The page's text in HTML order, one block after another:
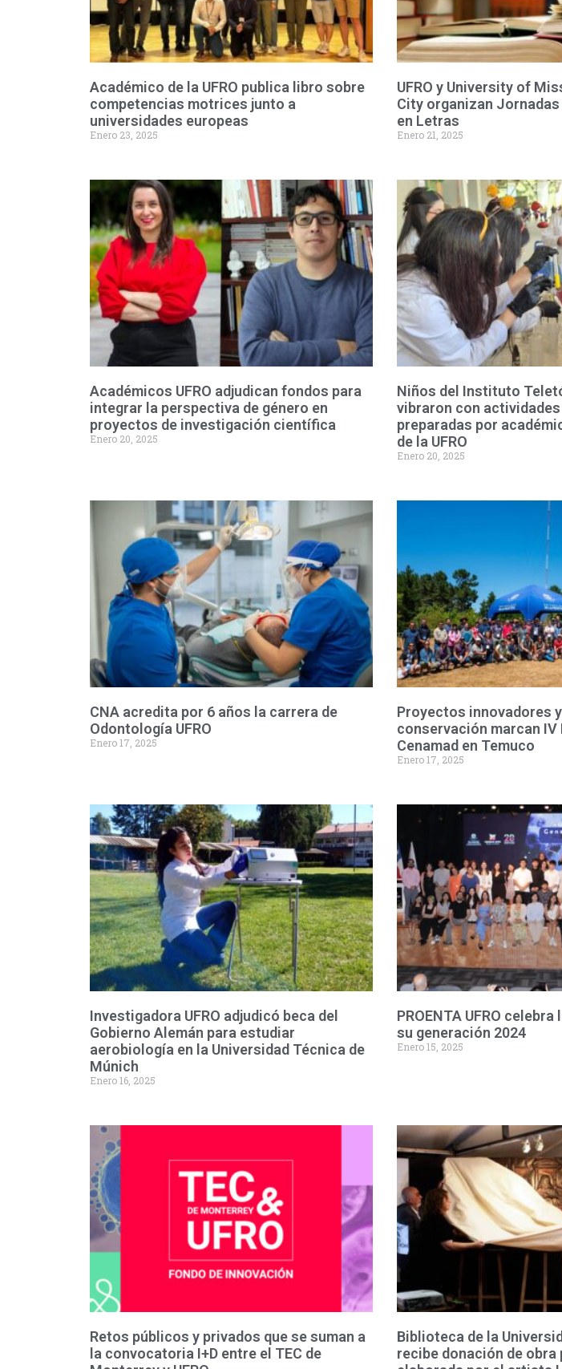
Académico de la UFRO publica libro sobre
competencias motrices junto a
universidades europeas
Enero 23, 2025
UFRO y University of
City organizan
en Letras
Enero 21, 2025
Académicos UFRO adjudican fondos para
integrar la perspectiva de género en
proyectos de investigación científica
Enero 20, 2025
Niños del Instituto
vibraron con
preparadas por
de la UFRO
Enero 20, 2025
CNA acredita por 6 años la carrera de
Odontología UFRO
Enero 17, 2025
Proyectos innovadores
conservación marcan IV
Cenamad en Temuco
Enero 17, 2025
Investigadora UFRO adjudicó beca del
Gobierno Alemán para estudiar
aerobiología en la Universidad Técnica de
Múnich
Enero 16, 2025
PROENTA UFRO
su generación 2024
Enero 15, 2025
Retos públicos y privados que se suman a
la convocatoria I+D entre el TEC de
Biblioteca de la
recibe donación de obra